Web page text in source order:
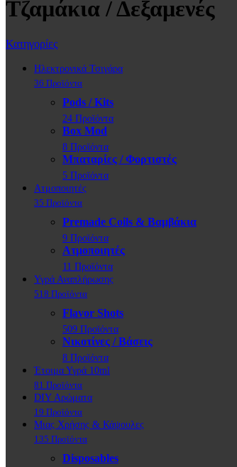
Τζαμάκια / Δεξαμενές
Κατηγορίες
Ηλεκτρονικά Τσιγάρα
36 Προϊόντα
Pods / Kits
24 Προϊόντα
Box Mod
8 Προϊόντα
Μπαταρίες / Φορτιστές
5 Προϊόντα
Ατμοποιητές
35 Προϊόντα
Premade Coils & Βαμβάκια
9 Προϊόντα
Ατμοποιητές
11 Προϊόντα
Υγρά Αναπλήρωσης
518 Προϊόντα
Flavor Shots
509 Προϊόντα
Νικοτίνες / Βάσεις
8 Προϊόντα
Έτοιμα Υγρά 10ml
81 Προϊόντα
DIY Αρώματα
19 Προϊόντα
Μιας Χρήσης & Κάψουλες
135 Προϊόντα
Disposables